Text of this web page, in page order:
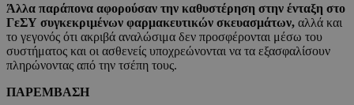
Άλλα παράπονα αφορούσαν την καθυστέρηση στην ένταξη στο
ΓεΣΥ συγκεκριμένων φαρμακευτικών σκευασμάτων, αλλά και
το γεγονός ότι ακριβά αναλώσιμα δεν προσφέρονται μέσω του
συστήματος και οι ασθενείς υποχρεώνονται να τα εξασφαλίσουν
πληρώνοντας από την τσέπη τους.
ΠΑΡΕΜΒΑΣΗ